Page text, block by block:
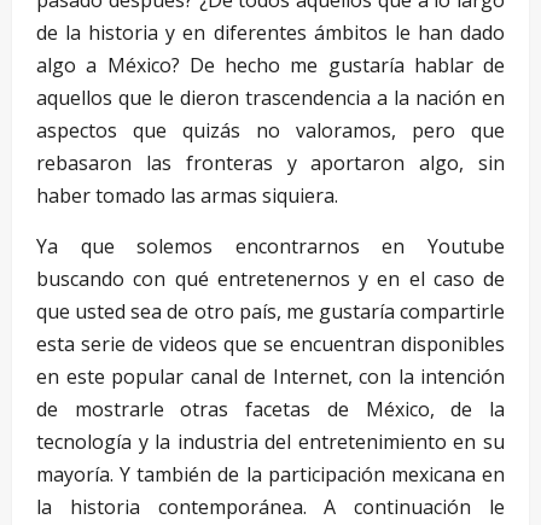
de la historia y en diferentes ámbitos le han dado
algo a México? De hecho me gustaría hablar de
aquellos que le dieron trascendencia a la nación en
aspectos que quizás no valoramos, pero que
rebasaron las fronteras y aportaron algo, sin
haber tomado las armas siquiera.
Ya que solemos encontrarnos en Youtube
buscando con qué entretenernos y en el caso de
que usted sea de otro país, me gustaría compartirle
esta serie de videos que se encuentran disponibles
en este popular canal de Internet, con la intención
de mostrarle otras facetas de México, de la
tecnología y la industria del entretenimiento en su
mayoría. Y también de la participación mexicana en
la historia contemporánea. A continuación le